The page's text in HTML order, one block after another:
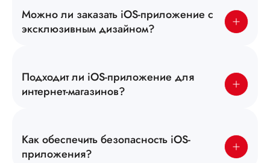
Можно ли заказать iOS-приложение с
эксклюзивным дизайном?
Подходит ли iOS-приложение для
интернет-магазинов?
Как обеспечить безопасность iOS-
приложения?